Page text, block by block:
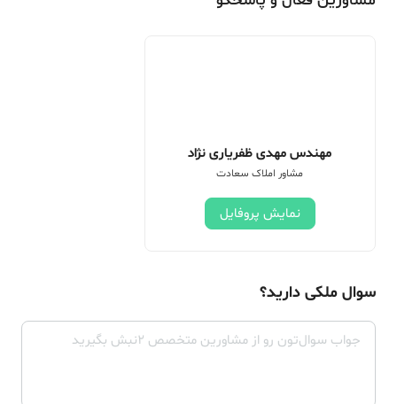
مهندس مهدی ظفریاری نژاد
مشاور املاک سعادت
نمایش پروفایل
سوال ملکی دارید؟